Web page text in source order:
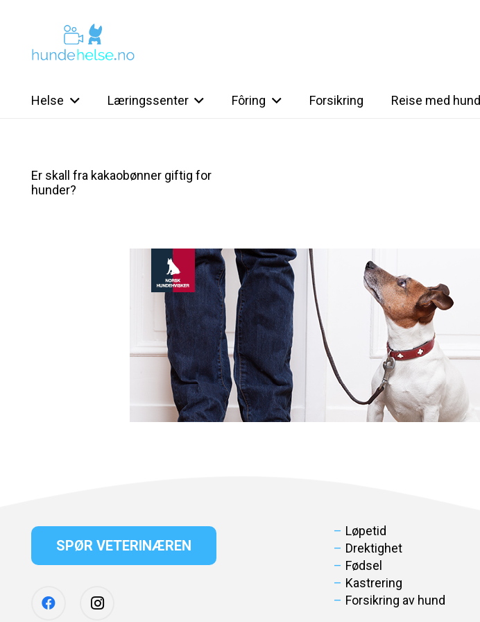
Helse Læringssenter Fôring Forsikring Reise med hund
Er skall fra kakaobønner giftig for
hunder?
SPØR VETERINÆREN
Løpetid
Drektighet
Fødsel
Kastrering
Forsikring av hund